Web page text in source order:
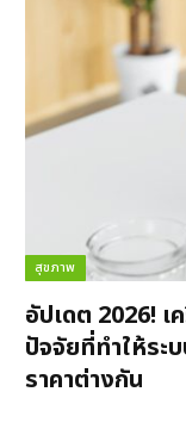
สุขภาพ
อัปเดต 2026! เ
ปัจจัยที่ทำให้ร
ราคาต่างกัน